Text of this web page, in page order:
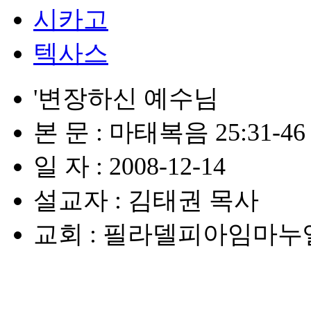
시카고
텍사스
'변장하신 예수님
본 문 : 마태복음 25:31-46
일 자 : 2008-12-14
설교자 : 김태권 목사
교회 : 필라델피아임마누